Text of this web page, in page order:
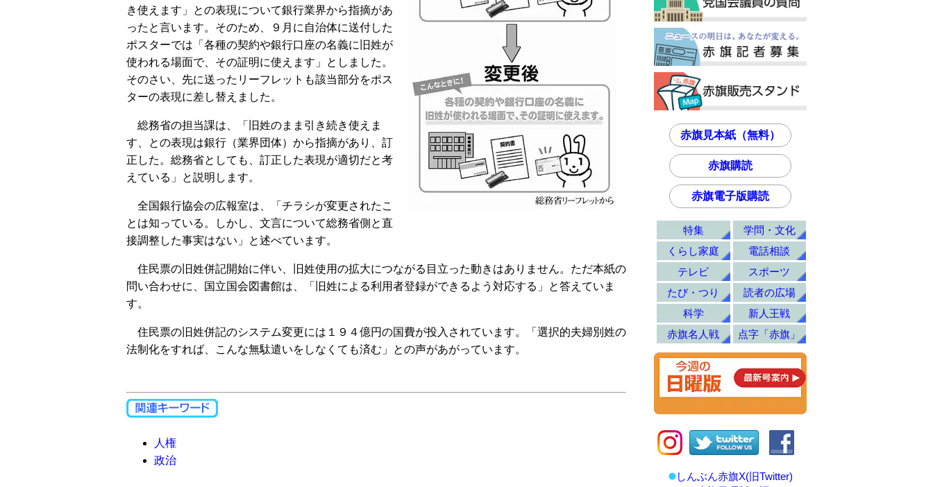
き使えます」との表現について銀行業界から指摘があ
ったと言います。そのため、９月に自治体に送付した
ポスターでは「各種の契約や銀行口座の名義に旧姓が
使われる場面で、その証明に使えます」としました。
そのさい、先に送ったリーフレットも該当部分をポス
ターの表現に差し替えました。
総務省の担当課は、「旧姓のまま引き続き使えま
す、との表現は銀行（業界団体）から指摘があり、訂
正した。総務省としても、訂正した表現が適切だと考
えている」と説明します。
全国銀行協会の広報室は、「チラシが変更されたこ
とは知っている。しかし、文言について総務省側と直
接調整した事実はない」と述べています。
住民票の旧姓併記開始に伴い、旧姓使用の拡大につながる目立った動きはありません。ただ本紙の
問い合わせに、国立国会図書館は、「旧姓による利用者登録ができるよう対応する」と答えていま
す。
住民票の旧姓併記のシステム変更には１９４億円の国費が投入されています。「選択的夫婦別姓の
法制化をすれば、こんな無駄遣いをしなくても済む」との声があがっています。
人権
政治
赤旗見本紙（無料）
赤旗購読
赤旗電子版購読
特集
学問・文化
くらし家庭
電話相談
テレビ
スポーツ
たび・つり
読者の広場
科学
新人王戦
赤旗名人戦
点字「赤旗」
しんぶん赤旗X(旧Twitter)